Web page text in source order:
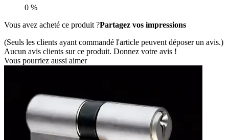
0 %
Vous avez acheté ce produit ?Partagez vos impressions
(Seuls les clients ayant commandé l'article peuvent déposer un avis.)
Aucun avis clients sur ce produit. Donnez votre avis !
Vous pourriez aussi aimer